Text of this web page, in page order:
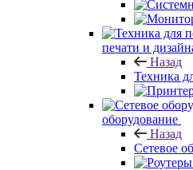
печати и
Назад
Техника
оборудование
Назад
Сетевое